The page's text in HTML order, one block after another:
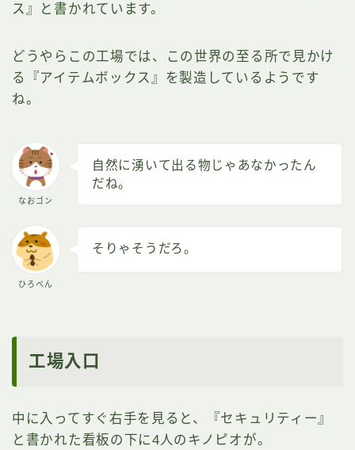
ス』と書かれています。
どうやらこの工場では、この世界の至る所で見かけ
る『アイテムボックス』を製造しているようです
ね。
なおゴン
自然に湧いて出る物じゃあなかったん
だね。
ひろぺん
そりゃそうだろ。
工場入口
中に入ってすぐ右手を見ると、『セキュリティー』
と書かれた看板の下に4人のキノピオが。